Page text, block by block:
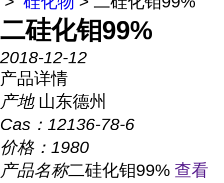
二硅化钼99%
2018-12-12
产品详情
产地 山东德州
Cas： 12136-78-6
价格： 1980
产品名称二硅化钼99% 查看